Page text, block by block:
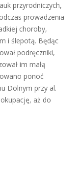
przyrodniczych,
prowadzenia
choroby,
i ślepotą. Będąc
podręczniki,
im małą
ponoć
Dolnym przy al.
aż do